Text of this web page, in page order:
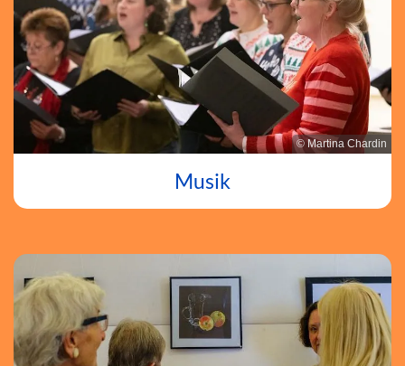
© Martina Chardin
Musik